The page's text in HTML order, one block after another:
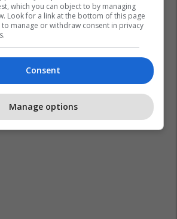
which you can object to by managing
Look for a link at the bottom of this page
manage or withdraw consent in privacy
Consent
Manage options